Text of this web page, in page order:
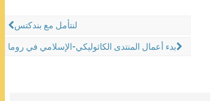
لنتأمل مع بندكتس
بدء أعمال المنتدى الكاثوليكي-الإسلامي في روما